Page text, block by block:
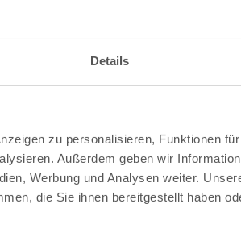
Details
zu personalisieren, Funktionen
Außerdem geben wir
Werbung und Analysen weiter.
die Sie ihnen bereitgestellt haben
Contact